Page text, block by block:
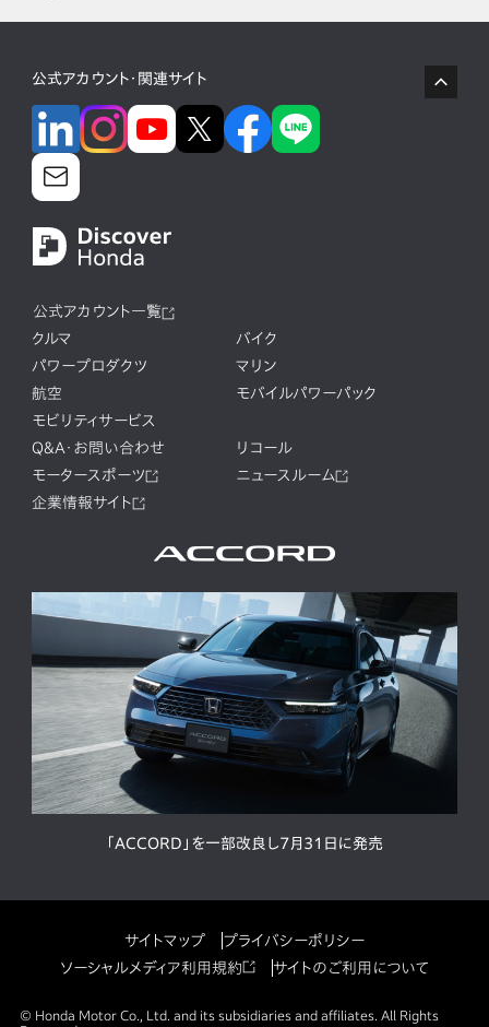
公式アカウント・関連サイト
公式アカウント一覧
クルマ
バイク
パワープロダクツ
マリン
航空
モバイルパワーパック
モビリティサービス
Q&A・お問い合わせ
リコール
モータースポーツ
ニュースルーム
企業情報サイト
「ACCORD」を一部改良し7月31日に発売
サイトマップ
プライバシーポリシー
ソーシャルメディア利用規約
サイトのご利用について
© Honda Motor Co., Ltd. and its subsidiaries and affiliates. All Rights